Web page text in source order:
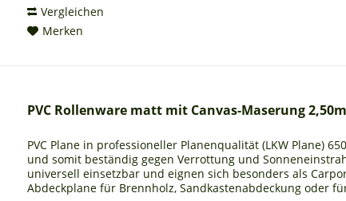
Vergleichen
Merken
PVC Rollenware matt mit Canvas-Maserung
PVC Plane in professioneller Planenqualität (LKW Plane)
und somit beständig gegen Verrottung und
universell einsetzbar und eignen sich besonders als
Abdeckplane für Brennholz, Sandkastenabdeckung oder